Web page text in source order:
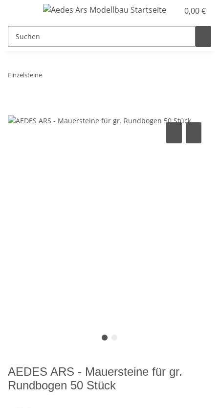
0,00 €
Einzelsteine
AEDES ARS - Mauersteine für gr.
Rundbogen 50 Stück